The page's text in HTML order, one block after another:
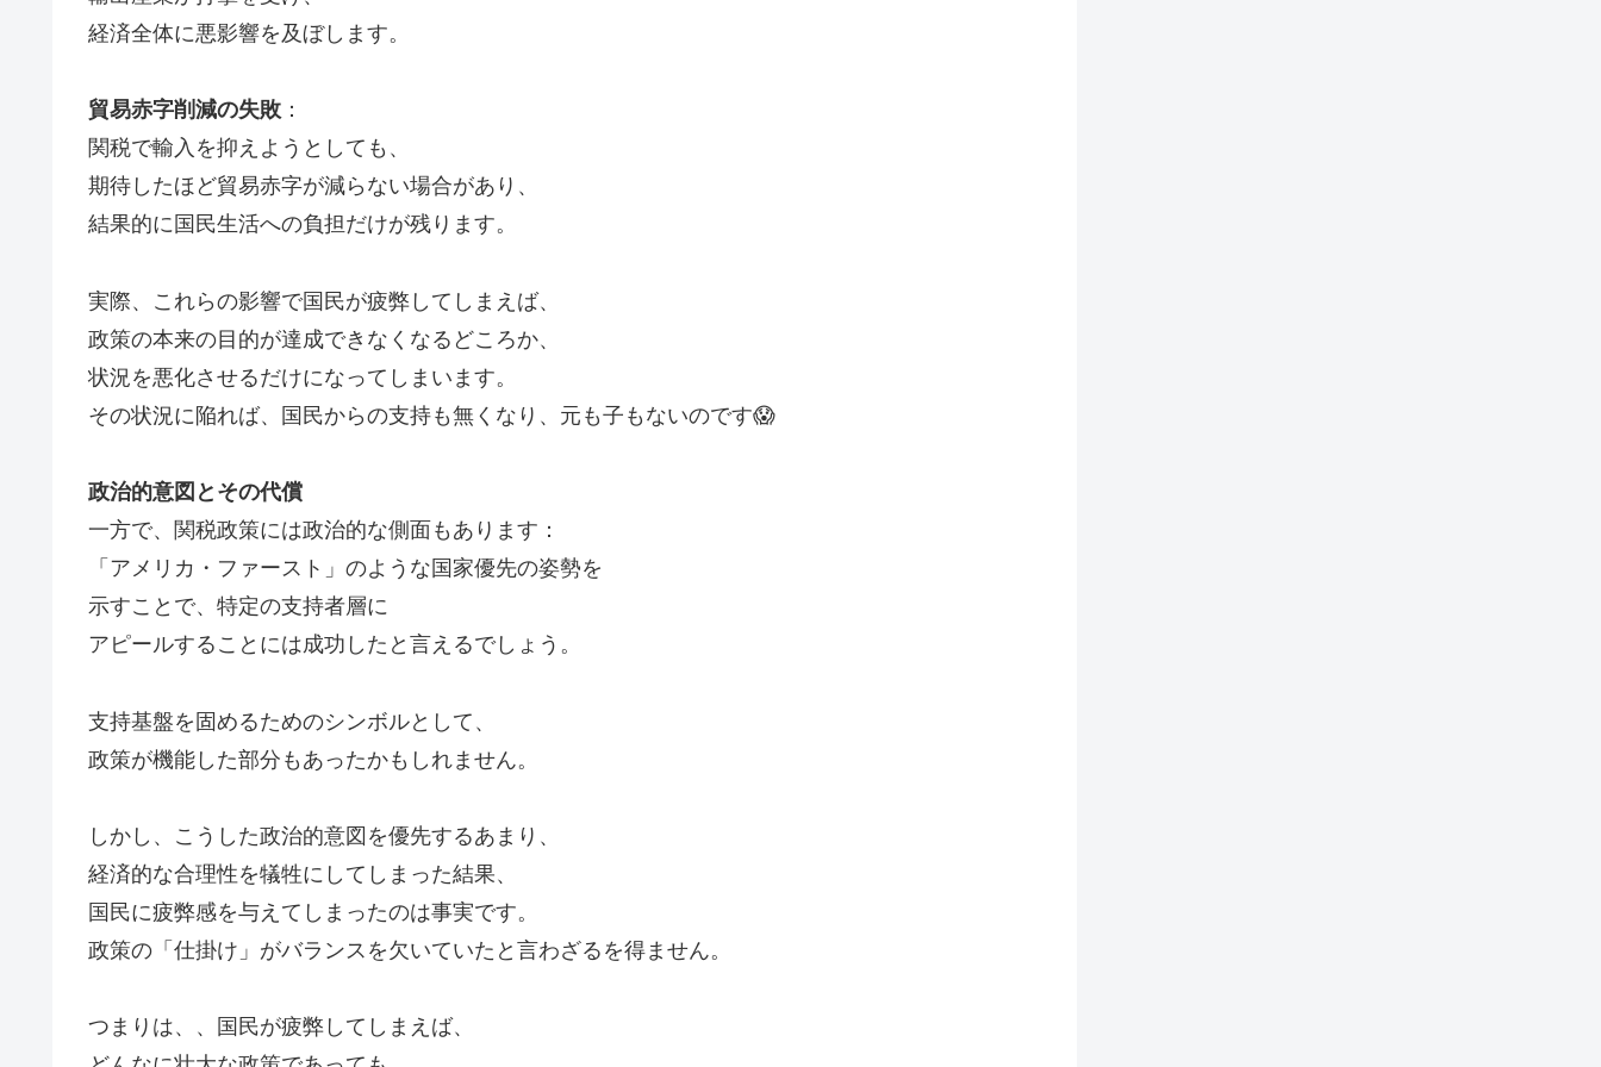
経済全体に悪影響を及ぼします。
貿易赤字削減の失敗 ：
関税で輸入を抑えようとしても、
期待したほど貿易赤字が減らない場合があり、
結果的に国民生活への負担だけが残ります。
実際、これらの影響で国民が疲弊してしまえば、
政策の本来の目的が達成できなくなるどころか、
状況を悪化させるだけになってしまいます。
その状況に陥れば、国民からの支持も無くなり、元も子もないのです😱
政治的意図とその代償
一方で、関税政策には政治的な側面もあります：
「アメリカ・ファースト」のような国家優先の姿勢を
示すことで、特定の支持者層に
アピールすることには成功したと言えるでしょう。
支持基盤を固めるためのシンボルとして、
政策が機能した部分もあったかもしれません。
しかし、こうした政治的意図を優先するあまり、
経済的な合理性を犠牲にしてしまった結果、
国民に疲弊感を与えてしまったのは事実です。
政策の「仕掛け」がバランスを欠いていたと言わざるを得ません。
つまりは、、国民が疲弊してしまえば、